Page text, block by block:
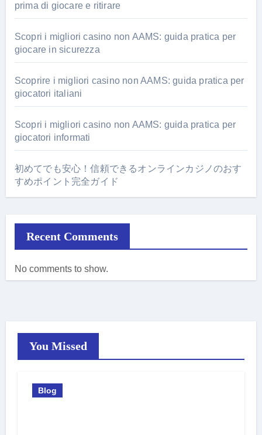
prima di giocare e ritirare
Scopri i migliori casino non AAMS: guida pratica per
giocare in sicurezza
Scoprire i migliori casino non AAMS: guida pratica per
giocatori italiani
Scopri i migliori casino non AAMS: guida pratica per
giocatori informati
初めてでも安心！信頼できるオンラインカジノのおす
すめポイント完全ガイド
Recent Comments
No comments to show.
You Missed
Blog